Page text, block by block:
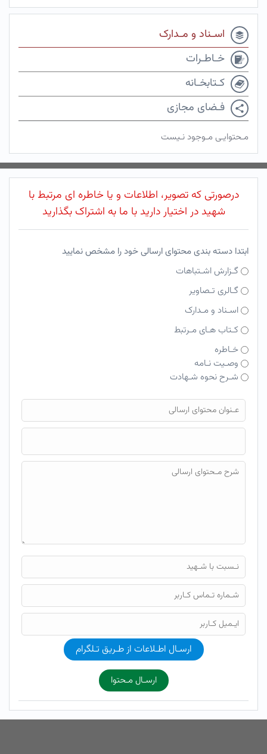
اسـناد و مـدارک
خـاطـرات
کـتابخـانه
فـضای مجازی
مـحتوایـی مـوجود نـیست
درصورتی که تصویر، اطلاعات و یا خاطره ای مرتبط با
شهید در اختیار دارید با ما به اشتراک بگذارید
ابتدا دسته بندی محتوای ارسالی خود را مشخص نمایید
گـزارش اشـتباهات
گـالری تـصاویر
اسـناد و مـدارک
کـتاب هـای مـرتبط
خـاطره
وصـیت نـامه
شـرح نحوه شـهادت
فایل محتوای ارسالی
ارسـال اطـلاعات از طـریق تـلگرام
ارسـال مـحتوا